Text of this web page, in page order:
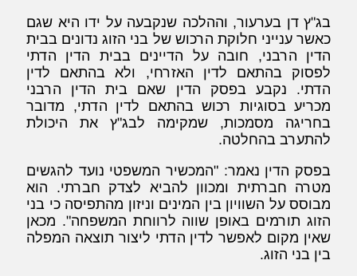
בג"ץ דן בערעור, וההלכה שנקבעה על ידו היא שגם
כאשר ענייני חלוקת הרכוש של בני הזוג נדונים בבית
הדין הרבני, חובה על הדיינים בבית הדין הדתי
לפסוק בהתאם לדין האזרחי, ולא בהתאם לדין
הדתי. נקבע בפסק הדין שאם בית הדין הרבני
מכריע בסוגיות רכוש בהתאם לדין הדתי, מדובר
בחריגה מסמכות, שמקימה לבג"ץ את היכולת
להתערב בהחלטה.
בפסק הדין נאמר: "המכשיר המשפטי נועד להגשים
מטרה חברתית ומכוון להביא לצדק חברתי. הוא
מבוסס על השוויון בין המינים וניזון מהתפיסה כי בני
הזוג תורמים באופן שווה לרווחת המשפחה". מכאן
שאין מקום לאפשר לדין הדתי ליצור תוצאה המפלה
בין בני הזוג.